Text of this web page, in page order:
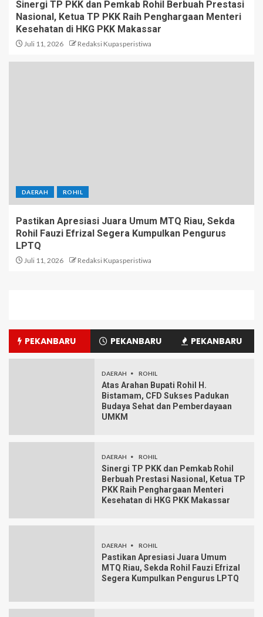
Sinergi TP PKK dan Pemkab Rohil Berbuah Prestasi
Nasional, Ketua TP PKK Raih Penghargaan Menteri
Kesehatan di HKG PKK Makassar
Juli 11, 2026 Redaksi Kupasperistiwa
DAERAH ROHIL
Pastikan Apresiasi Juara Umum MTQ Riau, Sekda
Rohil Fauzi Efrizal Segera Kumpulkan Pengurus
LPTQ
Juli 11, 2026 Redaksi Kupasperistiwa
PEKANBARU PEKANBARU PEKANBARU
DAERAH ROHIL
Atas Arahan Bupati Rohil H.
Bistamam, CFD Sukses Padukan
Budaya Sehat dan Pemberdayaan
UMKM
DAERAH ROHIL
Sinergi TP PKK dan Pemkab Rohil
Berbuah Prestasi Nasional, Ketua TP
PKK Raih Penghargaan Menteri
Kesehatan di HKG PKK Makassar
DAERAH ROHIL
Pastikan Apresiasi Juara Umum
MTQ Riau, Sekda Rohil Fauzi Efrizal
Segera Kumpulkan Pengurus LPTQ